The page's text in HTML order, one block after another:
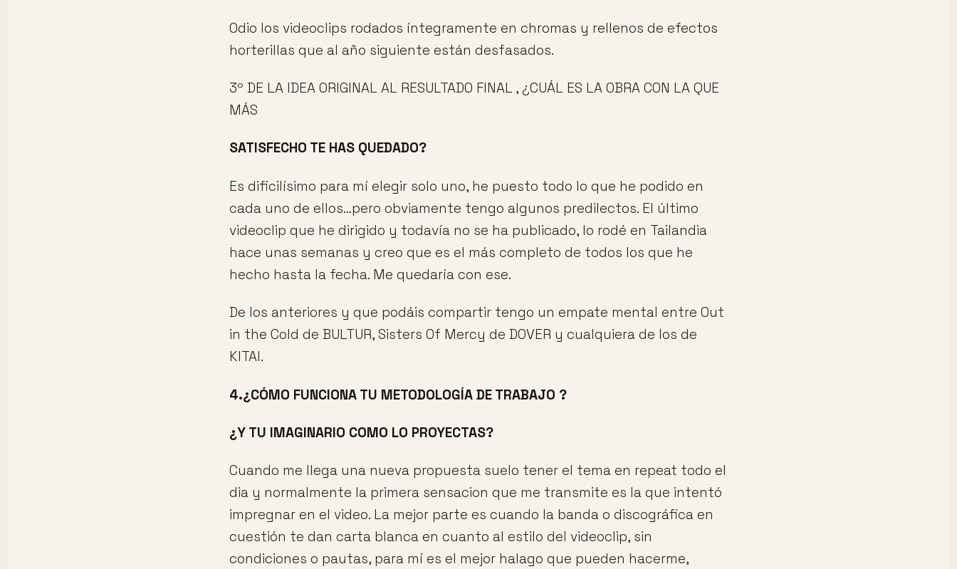
Odio los videoclips rodados íntegramente en chromas y rellenos de efectos
horterillas que al año siguiente están desfasados.
3º DE LA IDEA ORIGINAL AL RESULTADO FINAL , ¿CUÁL ES LA OBRA CON LA QUE
MÁS
SATISFECHO TE HAS QUEDADO?
Es dificilísimo para mí elegir solo uno, he puesto todo lo que he podido en
cada uno de ellos…pero obviamente tengo algunos predilectos. El último
videoclip que he dirigido y todavía no se ha publicado, lo rodé en Tailandia
hace unas semanas y creo que es el más completo de todos los que he
hecho hasta la fecha. Me quedaría con ese.
De los anteriores y que podáis compartir tengo un empate mental entre Out
in the Cold de BULTUR, Sisters Of Mercy de DOVER y cualquiera de los de
KITAI.
4.¿CÓMO FUNCIONA TU METODOLOGÍA DE TRABAJO ?
¿Y TU IMAGINARIO COMO LO PROYECTAS?
Cuando me llega una nueva propuesta suelo tener el tema en repeat todo el
dia y normalmente la primera sensacion que me transmite es la que intentó
impregnar en el video. La mejor parte es cuando la banda o discográfica en
cuestión te dan carta blanca en cuanto al estilo del videoclip, sin
condiciones o pautas, para mí es el mejor halago que pueden hacerme,